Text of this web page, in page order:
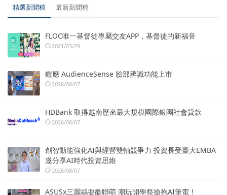
精選新聞稿 最新新聞稿
FLOC唯一基督徒專屬交友APP，基督徒的新福音
2021/03/29
鎧應 AudienceSense 臉部辨識功能上市
2026/08/07
HDBank 取得越南歷來最大規模國際銀團社會貸款
2026/08/07
創智動能強化AI與經營雙軸競爭力 投資長受臺大EMBA
邀分享AI時代投資思維
2026/08/07
ASUSx三麗鷗耍酷聯萌 潮玩開學祭搶抱AI筆電！